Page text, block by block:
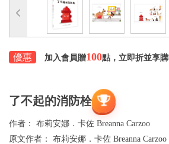
優惠 加入會員贈100點，立即折並享購
了不起的消防栓
作者： 布莉安娜．卡佐 Breanna Carzoo
原文作者： 布莉安娜．卡佐 Breanna Carzoo